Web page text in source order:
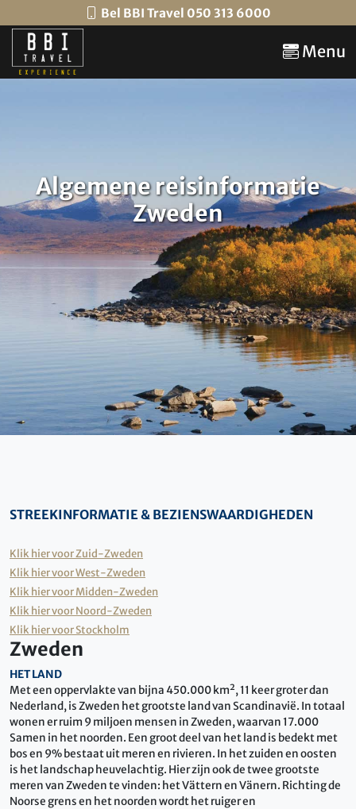
Bel BBI Travel 050 313 6000
Menu
Algemene reisinformatie
Zweden
STREEKINFORMATIE & BEZIENSWAARDIGHEDEN
Klik hier voor Zuid-Zweden
Klik hier voor West-Zweden
Klik hier voor Midden-Zweden
Klik hier voor Noord-Zweden
Klik hier voor Stockholm
Zweden
HET LAND
Met een oppervlakte van bijna 450.000 km², 11 keer groter dan
Nederland, is Zweden het grootste land van Scandinavië. In totaal
wonen er ruim 9 miljoen mensen in Zweden, waarvan 17.000
Samen in het noorden. Een groot deel van het land is bedekt met
bos en 9% bestaat uit meren en rivieren. In het zuiden en oosten
is het landschap heuvelachtig. Hier zijn ook de twee grootste
meren van Zweden te vinden: het Vättern en Vänern. Richting de
Noorse grens en het noorden wordt het ruiger en